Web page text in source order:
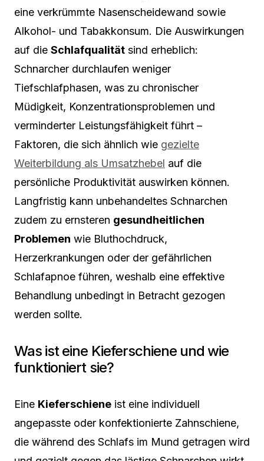
eine verkrümmte Nasenscheidewand sowie
Alkohol- und Tabakkonsum. Die Auswirkungen
auf die Schlafqualität sind erheblich:
Schnarcher durchlaufen weniger
Tiefschlafphasen, was zu chronischer
Müdigkeit, Konzentrationsproblemen und
verminderter Leistungsfähigkeit führt –
Faktoren, die sich ähnlich wie gezielte
Weiterbildung als Umsatzhebel auf die
persönliche Produktivität auswirken können.
Langfristig kann unbehandeltes Schnarchen
zudem zu ernsteren gesundheitlichen
Problemen wie Bluthochdruck,
Herzerkrankungen oder der gefährlichen
Schlafapnoe führen, weshalb eine effektive
Behandlung unbedingt in Betracht gezogen
werden sollte.
Was ist eine Kieferschiene und wie
funktioniert sie?
Eine Kieferschiene ist eine individuell
angepasste oder konfektionierte Zahnschiene,
die während des Schlafs im Mund getragen wird